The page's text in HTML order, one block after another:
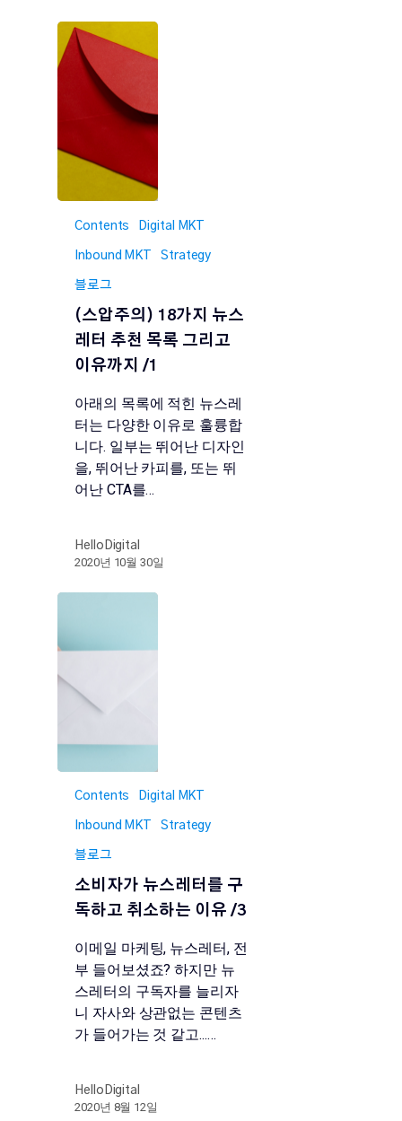
Contents Digital MKT
Inbound MKT Strategy
블로그
(스압주의) 18가지 뉴스
레터 추천 목록 그리고
이유까지 /1
아래의 목록에 적힌 뉴스레
터는 다양한 이유로 훌륭합
니다. 일부는 뛰어난 디자인
을, 뛰어난 카피를, 또는 뛰
어난 CTA를…
HelloDigital
2020년 10월 30일
Contents Digital MKT
Inbound MKT Strategy
블로그
소비자가 뉴스레터를 구
독하고 취소하는 이유 /3
이메일 마케팅, 뉴스레터, 전
부 들어보셨죠? 하지만 뉴
스레터의 구독자를 늘리자
니 자사와 상관없는 콘텐츠
가 들어가는 것 같고...…
HelloDigital
2020년 8월 12일